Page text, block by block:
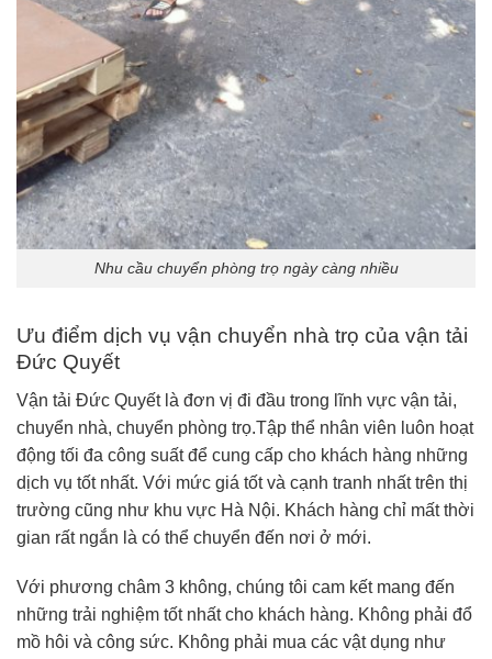
Nhu cầu chuyển phòng trọ ngày càng nhiều
Ưu điểm dịch vụ vận chuyển nhà trọ của vận tải
Đức Quyết
Vận tải Đức Quyết là đơn vị đi đầu trong lĩnh vực vận tải,
chuyển nhà, chuyển phòng trọ.Tập thể nhân viên luôn hoạt
động tối đa công suất để cung cấp cho khách hàng những
dịch vụ tốt nhất. Với mức giá tốt và cạnh tranh nhất trên thị
trường cũng như khu vực Hà Nội. Khách hàng chỉ mất thời
gian rất ngắn là có thể chuyển đến nơi ở mới.
Với phương châm 3 không, chúng tôi cam kết mang đến
những trải nghiệm tốt nhất cho khách hàng. Không phải đổ
mồ hôi và công sức. Không phải mua các vật dụng như